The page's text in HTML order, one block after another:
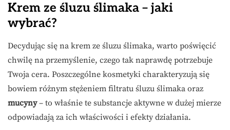
Krem ze śluzu ślimaka – jaki
wybrać?
Decydując się na krem ze śluzu ślimaka, warto poświęcić
chwilę na przemyślenie, czego tak naprawdę potrzebuje
Twoja cera. Poszczególne kosmetyki charakteryzują się
bowiem różnym stężeniem filtratu śluzu ślimaka oraz
mucyny– to właśnie te substancje aktywne w dużej mierze
odpowiadają za ich właściwości i efekty działania.